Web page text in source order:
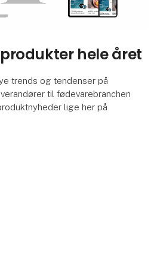
hele året
trends og tendenser på
til fødevarebranchen
lige her på